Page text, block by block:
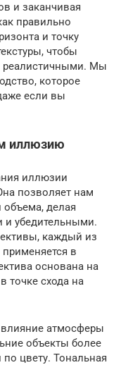
и заканчивая
правильно
и точку
чтобы
реалистичными. Мы
которое
если вы
иллюзию
иллюзии
позволяет нам
объема, делая
и убедительными.
каждый из
в
основана на
точке схода на
атмосферы
объекты более
цвету. Тональная